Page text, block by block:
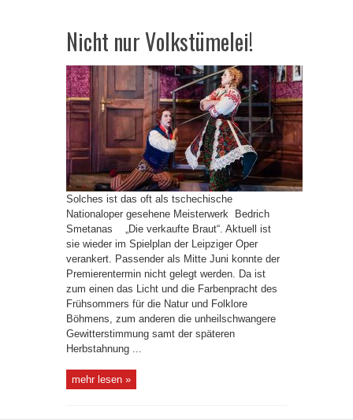
Nicht nur Volkstümelei!
Solches ist das oft als tschechische
Nationaloper gesehene Meisterwerk Bedrich
Smetanas „Die verkaufte Braut“. Aktuell ist
sie wieder im Spielplan der Leipziger Oper
verankert. Passender als Mitte Juni konnte der
Premierentermin nicht gelegt werden. Da ist
zum einen das Licht und die Farbenpracht des
Frühsommers für die Natur und Folklore
Böhmens, zum anderen die unheilschwangere
Gewitterstimmung samt der späteren
Herbstahnung ...
mehr lesen »